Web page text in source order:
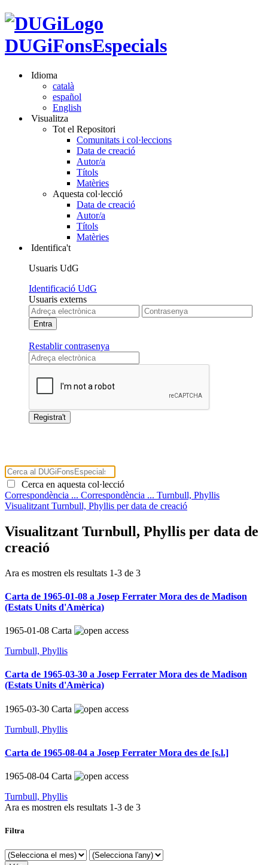
DUGiFonsEspecials
Idioma
català
español
English
Visualitza
Tot el Repositori
Comunitats i col·leccions
Data de creació
Autor/a
Títols
Matèries
Aquesta col·lecció
Data de creació
Autor/a
Títols
Matèries
Identifica't
Usuaris UdG
Identificació UdG
Usuaris externs
Restablir contrasenya
Cerca en aquesta col·lecció
Correspondència ... Correspondència ... Turnbull, Phyllis
Visualitzant Turnbull, Phyllis per data de creació
Visualitzant Turnbull, Phyllis per data de
creació
Ara es mostren els resultats 1-3 de 3
Carta de 1965-01-08 a Josep Ferrater Mora des de Madison
(Estats Units d'Amèrica)
1965-01-08 Carta
Turnbull, Phyllis
Carta de 1965-03-30 a Josep Ferrater Mora des de Madison
(Estats Units d'Amèrica)
1965-03-30 Carta
Turnbull, Phyllis
Carta de 1965-08-04 a Josep Ferrater Mora des de [s.l.]
1965-08-04 Carta
Turnbull, Phyllis
Ara es mostren els resultats 1-3 de 3
Filtra